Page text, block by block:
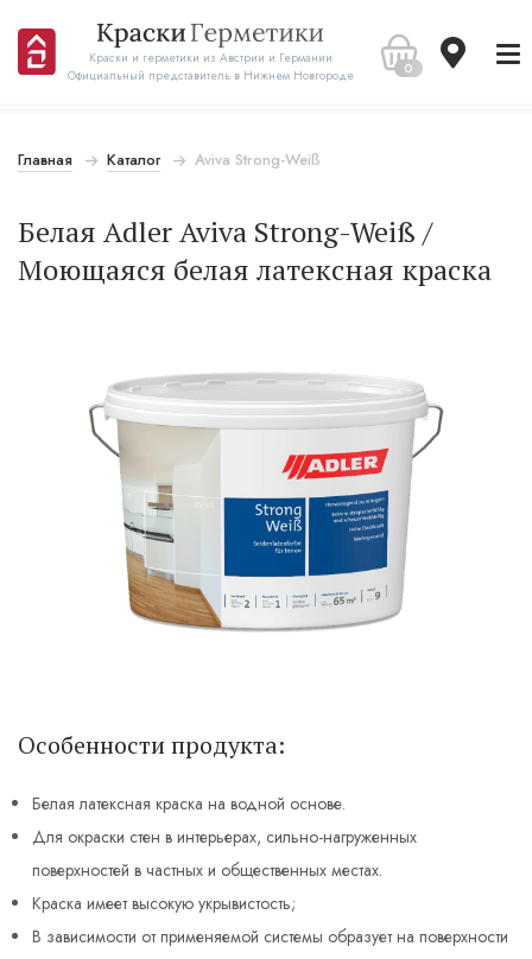
Краски и герметики из Австрии и Германии
Официальный представитель в Нижнем Новгороде
0
Главная Каталог Aviva Strong-Weiß
Белая Adler Aviva Strong-Weiß /
Моющаяся белая латексная краска
Особенности продукта:
Белая латексная краска на водной основе.
Для окраски стен в интерьерах, сильно-нагруженных
поверхностей в частных и общественных местах.
Краска имеет высокую укрывистость;
В зависимости от применяемой системы образует на поверхности